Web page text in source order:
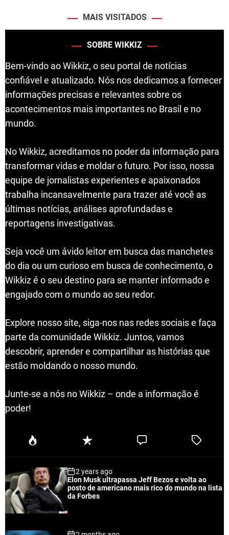
MAIS VISITADOS
SOBRE WIKKIZ
Bem-vindo ao Wikkiz, o seu portal de notícias
confiável e atualizado. Nós nos dedicamos a fornecer
informações precisas e relevantes sobre os
acontecimentos mais importantes no Brasil e no
mundo.
No Wikkiz, acreditamos no poder da informação para
transformar vidas e moldar o futuro. Por isso, nossa
equipe de jornalistas experientes e apaixonados
trabalha incansavelmente para trazer até você as
últimas notícias, análises aprofundadas e
reportagens investigativas.
Seja você um ávido leitor em busca das manchetes
do dia ou um curioso em busca de conhecimento, o
Wikkiz é o seu destino para se manter informado e
engajado com o mundo ao seu redor.
Explore nosso site, siga-nos nas redes sociais e faça
parte da comunidade Wikkiz. Juntos, vamos
descobrir, aprender e compartilhar as histórias que
estão moldando o nosso mundo.
Junte-se a nós no Wikkiz – onde a informação é
poder!
P
u
a
r
R
e
n
t
C
e
T
e
2 years ago
Elon Musk ultrapassa Jeff Bezos e volta ao
posto de americano mais rico do mundo na lista
da Forbes